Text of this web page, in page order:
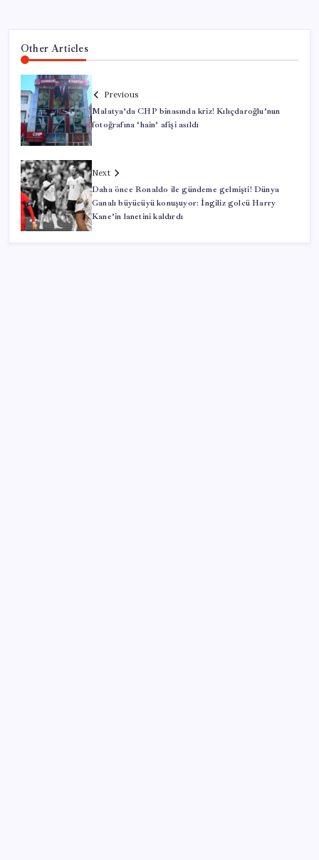
Other Articles
Previous
Malatya’da CHP binasında kriz! Kılıçdaroğlu’nun
fotoğrafına ‘hain’ afişi asıldı
Next
Daha önce Ronaldo ile gündeme gelmişti! Dünya
Ganalı büyücüyü konuşuyor: İngiliz golcü Harry
Kane’in lanetini kaldırdı